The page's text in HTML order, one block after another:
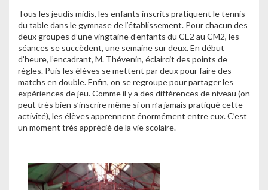
Tous les jeudis midis, les enfants inscrits pratiquent le tennis
du table dans le gymnase de l’établissement. Pour chacun des
deux groupes d’une vingtaine d’enfants du CE2 au CM2, les
séances se succèdent, une semaine sur deux. En début
d’heure, l’encadrant, M. Thévenin, éclaircit des points de
règles. Puis les élèves se mettent par deux pour faire des
matchs en double. Enfin, on se regroupe pour partager les
expériences de jeu. Comme il y a des différences de niveau (on
peut très bien s’inscrire même si on n’a jamais pratiqué cette
activité), les élèves apprennent énormément entre eux. C’est
un moment très apprécié de la vie scolaire.